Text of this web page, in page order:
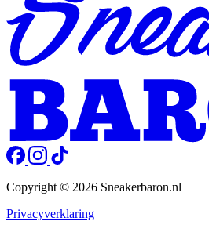
Copyright © 2026 Sneakerbaron.nl
Privacyverklaring